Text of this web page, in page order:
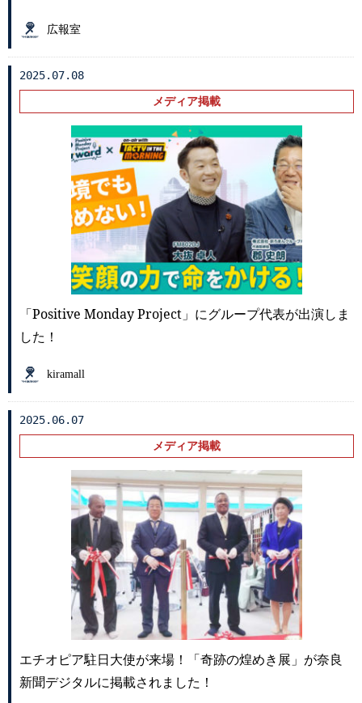
広報室
2025.07.08
メディア掲載
「Positive Monday Project」にグループ代表が出演しま
した！
kiramall
2025.06.07
メディア掲載
エチオピア駐日大使が来場！「奇跡の煌めき展」が奈良
新聞デジタルに掲載されました！